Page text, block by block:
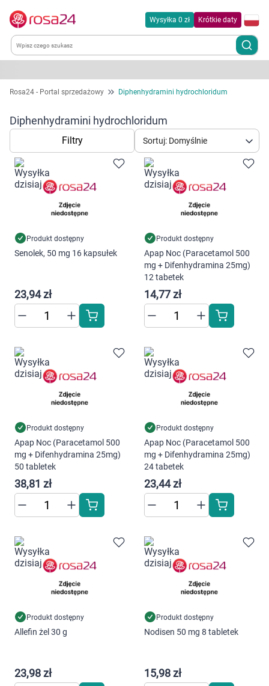
Korzystamy z plików cookies w celu
dostosowania zawartości serwisu do Twoich
warunki przechowywania lub dostępu do
Wysyłka 0 zł Krótkie daty
Kategorie
Chemia gospodarcza
Dla zwierząt
Dom i ogród
Kobieta w ciąży i mama
Higiena
Mężczyzna
Zdrowy styl życia
Zabawki
Sprzęt medyczny
Motoryzacja
Grupy produktowe
Marki
Rosa24 - Portal sprzedażowy Diphenhydramini hydrochloridum
Diphenhydramini hydrochloridum
Filtry Sortuj: Domyślnie
Produkt dostępny
Senolek, 50 mg 16 kapsułek
23,94 zł
Produkt dostępny
Apap Noc (Paracetamol 500
mg + Difenhydramina 25mg)
12 tabetek
14,77 zł
Produkt dostępny
Apap Noc (Paracetamol 500
mg + Difenhydramina 25mg)
50 tabletek
38,81 zł
Produkt dostępny
Apap Noc (Paracetamol 500
mg + Difenhydramina 25mg)
24 tabetek
23,44 zł
Produkt dostępny
Allefin żel 30 g
23,98 zł
Produkt dostępny
Nodisen 50 mg 8 tabletek
15,98 zł